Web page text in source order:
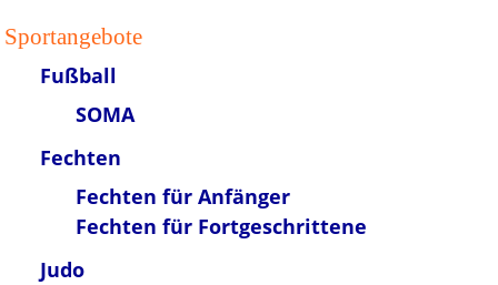
Sportangebote
Fußball
SOMA
Fechten
Fechten für Anfänger
Fechten für Fortgeschrittene
Judo